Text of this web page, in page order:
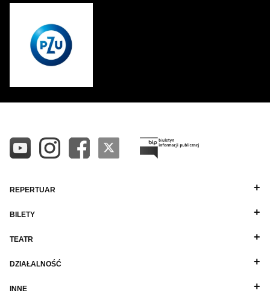
REPERTUAR
BILETY
TEATR
DZIAŁALNOŚĆ
INNE